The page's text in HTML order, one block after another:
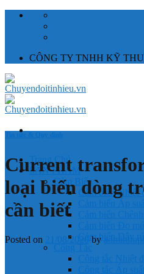
Skip
CÔNG TY TNHH KỸ
Trang Chủ
SẢN PHẨM
Cảm Biến
Cảm biến Nhiệt
Cảm biến Áp
Cảm biến
Cảm biến Đo
Cảm biến Dây
Công Tắc
Công tắc Nhiệt
Công tắc Áp suất
Tin tức & Quy định
Current
loại biến dòng
cần biết
Posted on 21/08/2020by